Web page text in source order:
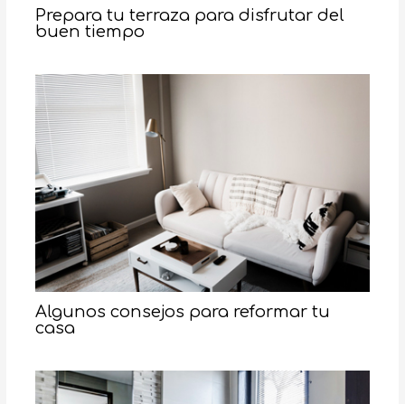
Prepara tu terraza para disfrutar del
buen tiempo
Algunos consejos para reformar tu
casa